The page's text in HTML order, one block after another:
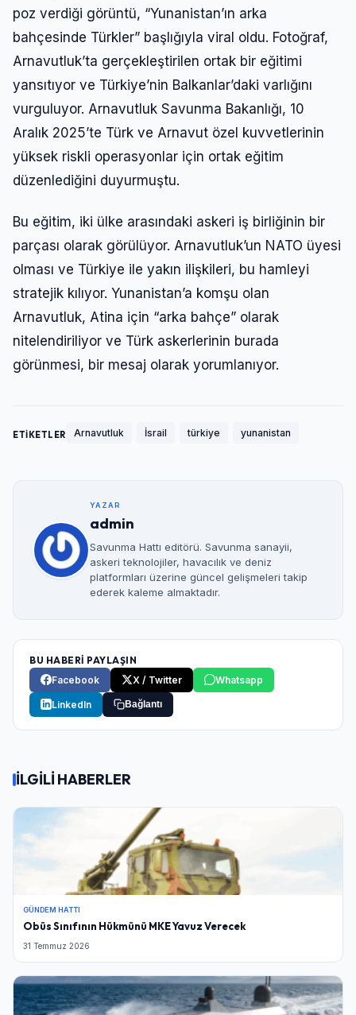
poz verdiği görüntü, “Yunanistan’ın arka
bahçesinde Türkler” başlığıyla viral oldu. Fotoğraf,
Arnavutluk’ta gerçekleştirilen ortak bir eğitimi
yansıtıyor ve Türkiye’nin Balkanlar’daki varlığını
vurguluyor. Arnavutluk Savunma Bakanlığı, 10
Aralık 2025’te Türk ve Arnavut özel kuvvetlerinin
yüksek riskli operasyonlar için ortak eğitim
düzenlediğini duyurmuştu.
Bu eğitim, iki ülke arasındaki askeri iş birliğinin bir
parçası olarak görülüyor. Arnavutluk’un NATO üyesi
olması ve Türkiye ile yakın ilişkileri, bu hamleyi
stratejik kılıyor. Yunanistan’a komşu olan
Arnavutluk, Atina için “arka bahçe” olarak
nitelendiriliyor ve Türk askerlerinin burada
görünmesi, bir mesaj olarak yorumlanıyor.
ETİKETLER Arnavutluk İsrail türkiye yunanistan
YAZAR
admin
Savunma Hattı editörü. Savunma sanayii,
askeri teknolojiler, havacılık ve deniz
platformları üzerine güncel gelişmeleri takip
ederek kaleme almaktadır.
BU HABERİ PAYLAŞIN
Facebook
X / Twitter Whatsapp
LinkedIn Bağlantı
İLGİLİ HABERLER
GÜNDEM HATTI
Obüs Sınıfının Hükmünü MKE Yavuz Verecek
31 Temmuz 2026